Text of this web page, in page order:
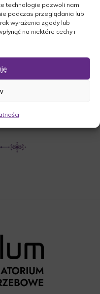
technologie pozwoli nam
podczas przeglądania lub
wyrażenia zgody lub
na niektóre cechy i